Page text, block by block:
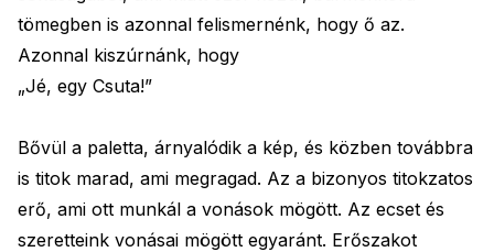
tömegben is azonnal felismernénk, hogy ő az.
Azonnal kiszúrnánk, hogy
„Jé, egy Csuta!”
Bővül a paletta, árnyalódik a kép, és közben továbbra
is titok marad, ami megragad. Az a bizonyos titokzatos
erő, ami ott munkál a vonások mögött. Az ecset és
szeretteink vonásai mögött egyaránt. Erőszakot